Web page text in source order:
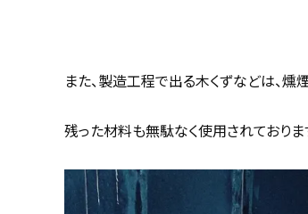
また、製造工程で出る木くずなどは、燻
残った材料も無駄なく使用されておりま